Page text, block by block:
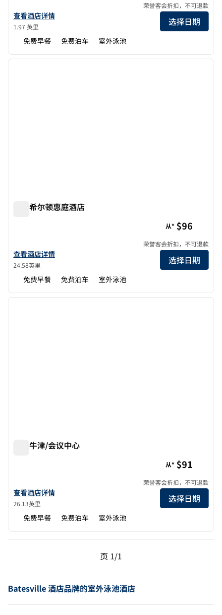
查看希尔顿惠庭酒店 Batesville 的酒店详情
查看酒店详情
1.97 英里
荣誉客会折扣，不可退款
选择日期
免费早餐 免费泊车 室外泳池
1/12
1/12
下一
牛津希尔顿惠庭酒店
查看希尔顿惠庭酒店牛津的酒店详情
查看酒店详情
24.58英里
从* $96
荣誉客会折扣，不可退款
选择日期
免费早餐 免费泊车 室外泳池
1/12
1/12
下一
欢朋牛津/会议中心
查看欢朋牛津/会议中心酒店详情
查看酒店详情
26.13英里
从* $91
荣誉客会折扣，不可退款
选择日期
免费早餐 免费泊车 室外泳池
页 1/1
上一页，第 1页，共 1 页
页 1/1
Batesville 酒店品牌的室外泳池酒店